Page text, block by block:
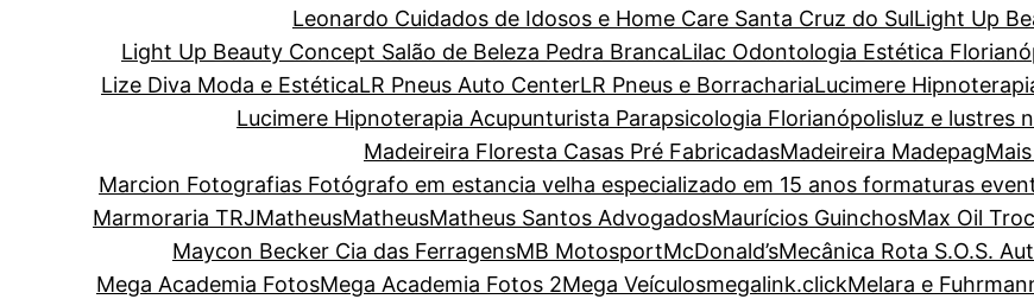
Leonardo Cuidados de Idosos e Home Care Santa Cruz do SulLight Up
Light Up Beauty Concept Salão de Beleza Pedra BrancaLilac Odontologia Estética
Lize Diva Moda e EstéticaLR Pneus Auto CenterLR Pneus e BorrachariaLucimere
Lucimere Hipnoterapia Acupunturista Parapsicologia Florianópolisluz e lustres
Madeireira Floresta Casas Pré FabricadasMadeireira Madepag
Marcion Fotografias Fotógrafo em estancia velha especializado em 15 anos formaturas
Marmoraria TRJMatheusMatheusMatheus Santos AdvogadosMaurícios GuinchosMax Oil
Maycon Becker Cia das FerragensMB MotosportMcDonald’sMecânica Rota S.O.S.
Mega Academia FotosMega Academia Fotos 2Mega Veículosmegalink.clickMelara e